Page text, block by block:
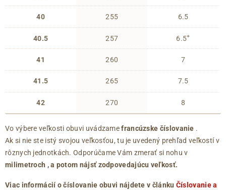
40
40.5
41
41.5
42
255
257
260
265
270
6.5
6.5+
7
7.5
8
Vo výbere veľkosti obuvi uvádzamefrancúzske číslovanie .
Ak si nie ste istý svojou veľkosťou, tu je uvedený prehľad veľkostí v
rôznych jednotkách. Odporúčame Vám zmerať si nohu v
milimetroch , a potom nájsť zodpovedajúcu veľkosť.
Viac informácií o číslovanie obuvi nájdete v článku Číslovanie a